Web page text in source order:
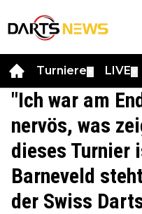
Turniere LIVE
"Ich war am
nervös, was
dieses Turnier
Barneveld
der Swiss